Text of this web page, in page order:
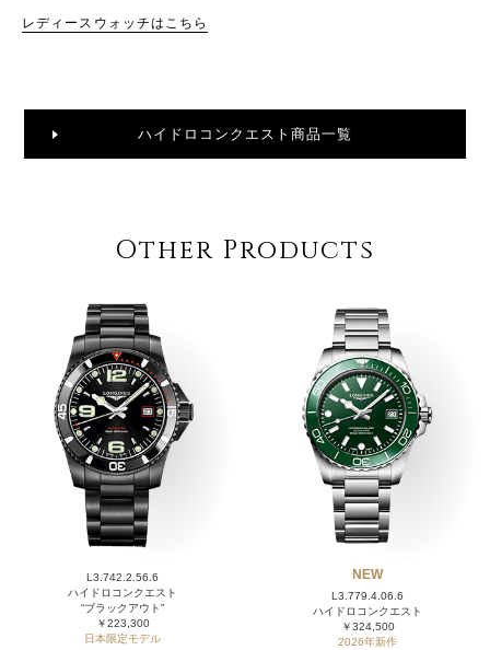
レディースウォッチはこちら
ハイドロコンクエスト商品一覧
Other Products
L3.742.2.56.6
ハイドロコンクエスト
“ブラックアウト”
￥223,300
日本限定モデル
NEW
L3.779.4.06.6
ハイドロコンクエスト
￥324,500
2026年新作